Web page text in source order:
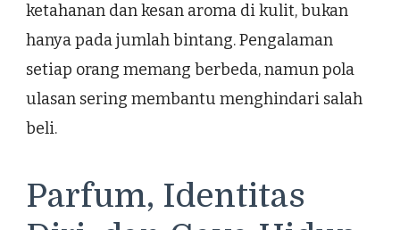
ketahanan dan kesan aroma di kulit, bukan
hanya pada jumlah bintang. Pengalaman
setiap orang memang berbeda, namun pola
ulasan sering membantu menghindari salah
beli.
Parfum, Identitas